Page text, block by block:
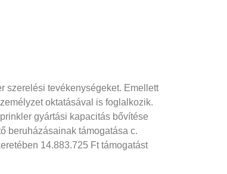
szerelési tevékenységeket. Emellett
oktatásával is foglalkozik.
gyártási kapacitás bővítése
beruházásainak támogatása c.
14.883.725 Ft támogatást